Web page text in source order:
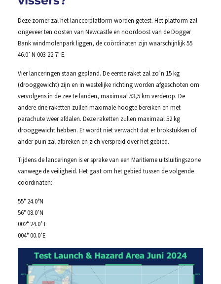
Deze zomer zal het lanceerplatform worden getest. Het platform zal
ongeveer ten oosten van Newcastle en noordoost van de Dogger
Bank windmolenpark liggen, de coördinaten zijn waarschijnlijk 55
46.0’ N 003 22.7’ E.
Vier lanceringen staan gepland. De eerste raket zal zo’n 15 kg
(drooggewicht) zijn en in westelijke richting worden afgeschoten om
vervolgens in de zee te landen, maximaal 53,5 km verderop. De
andere drie raketten zullen maximale hoogte bereiken en met
parachute weer afdalen. Deze raketten zullen maximaal 52 kg
drooggewicht hebben. Er wordt niet verwacht dat er brokstukken of
ander puin zal afbreken en zich verspreid over het gebied.
Tijdens de lanceringen is er sprake van een Maritieme uitsluitingszone
vanwege de veiligheid. Het gaat om het gebied tussen de volgende
coördinaten:
55° 24.0°N
56° 08.0’N
002° 24.0’ E
004° 00.0’E